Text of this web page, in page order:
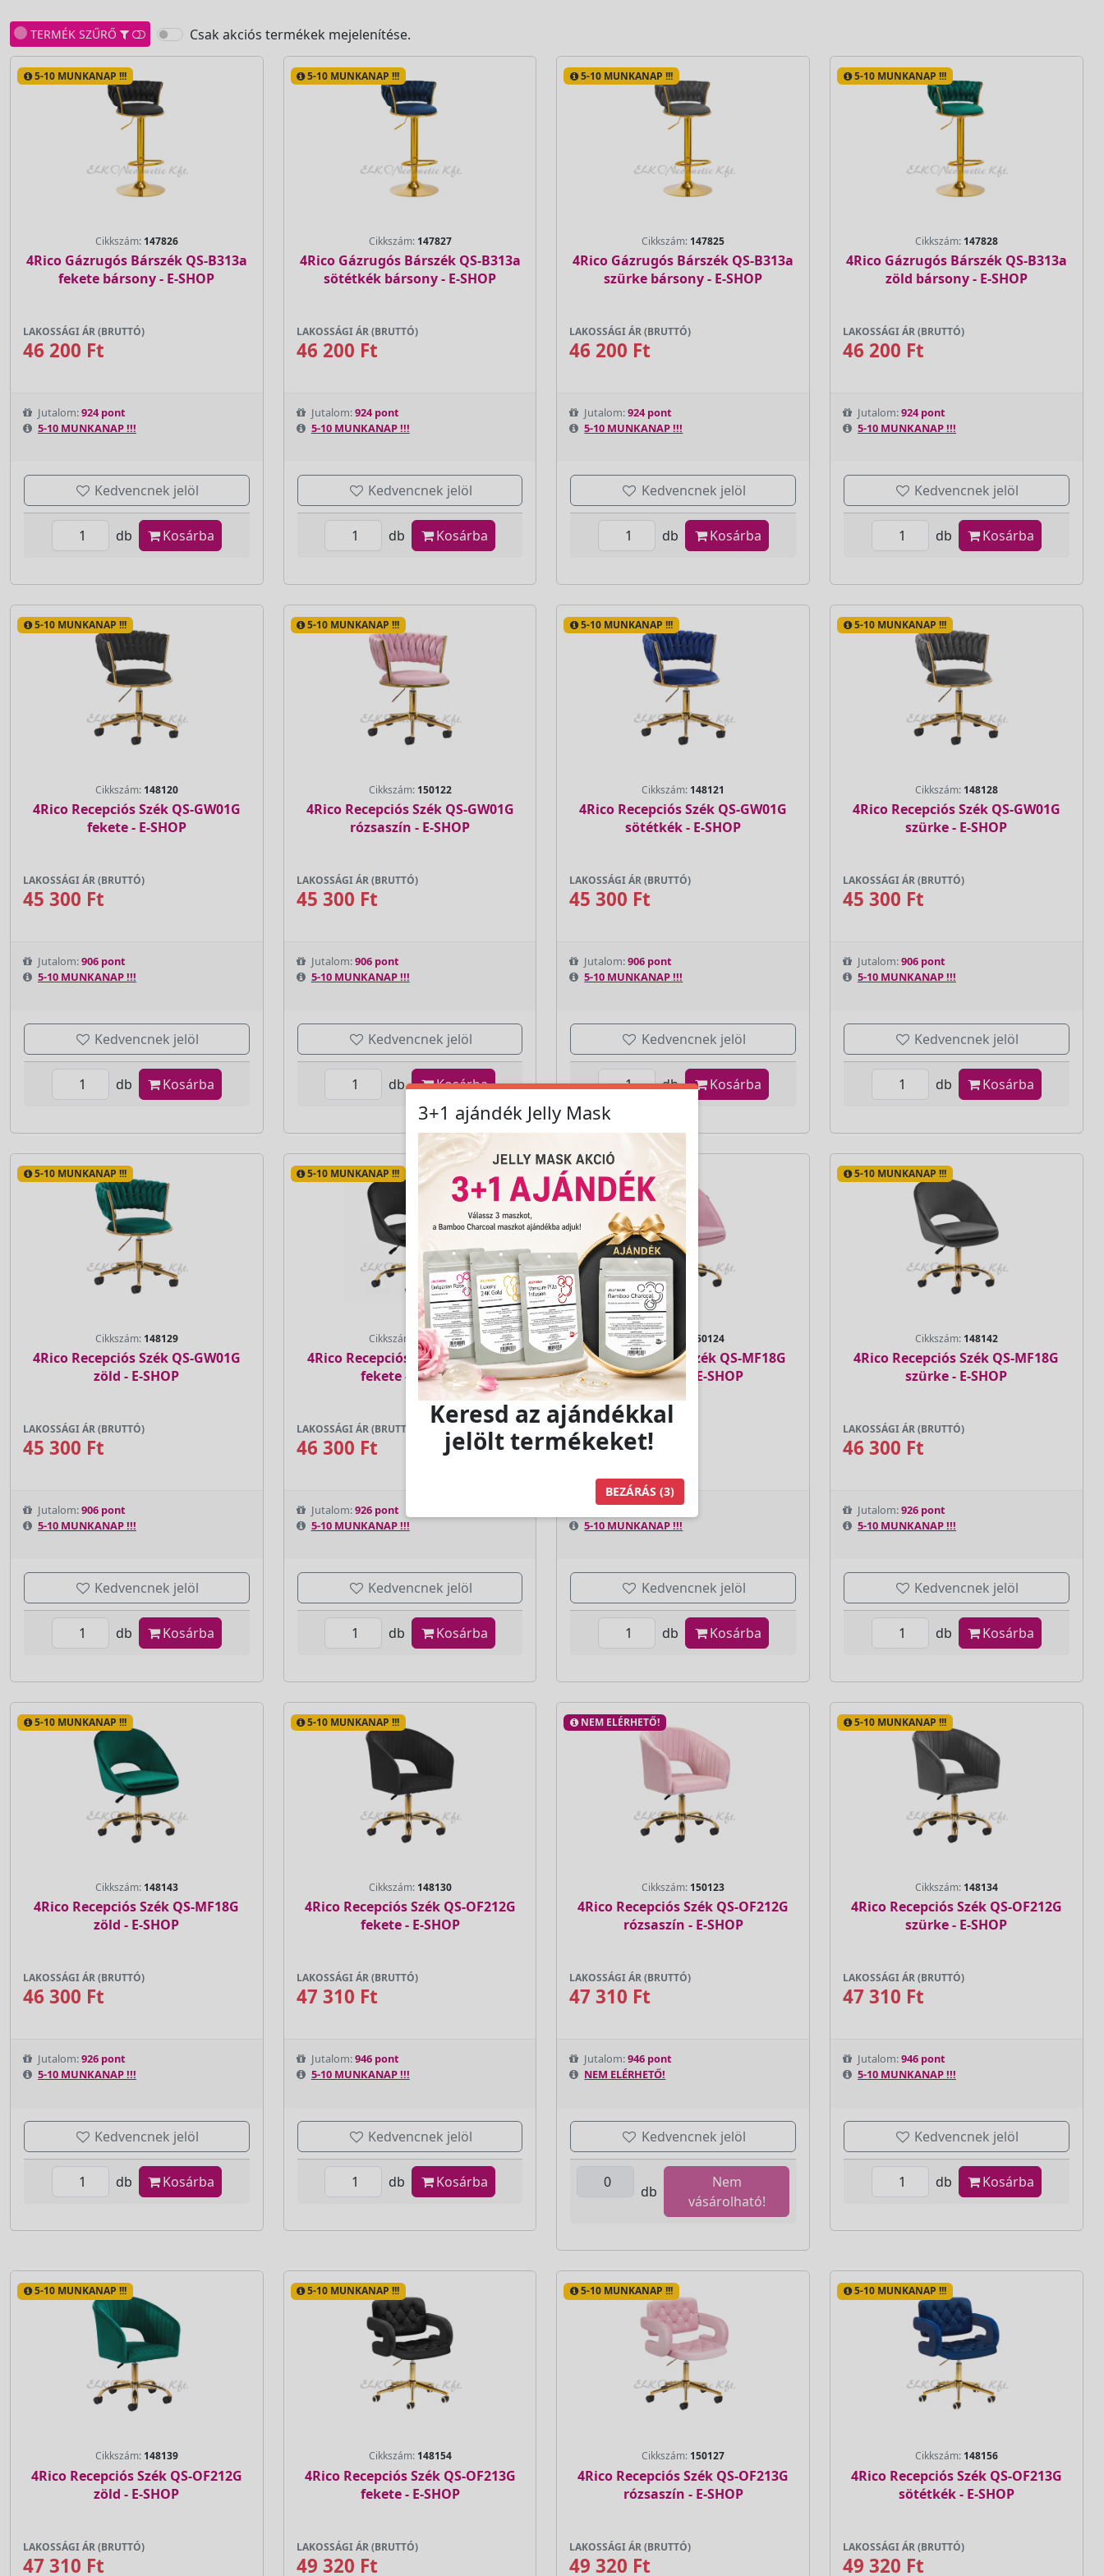
TERMÉK SZŰRŐ Csak akciós termékek mejelenítése.
5-10 MUNKANAP !!!
Cikkszám: 147826
4Rico Gázrugós Bárszék QS-B313a
fekete bársony - E-SHOP
LAKOSSÁGI ÁR (BRUTTÓ)
46 200 Ft
Jutalom:924 pont
5-10 MUNKANAP !!!
Kedvencnek jelöl
db Kosárba
5-10 MUNKANAP !!!
Cikkszám: 147827
4Rico Gázrugós Bárszék QS-B313a
sötétkék bársony - E-SHOP
LAKOSSÁGI ÁR (BRUTTÓ)
46 200 Ft
Jutalom:924 pont
5-10 MUNKANAP !!!
Kedvencnek jelöl
db Kosárba
5-10 MUNKANAP !!!
Cikkszám: 147825
4Rico Gázrugós Bárszék QS-B313a
szürke bársony - E-SHOP
LAKOSSÁGI ÁR (BRUTTÓ)
46 200 Ft
Jutalom:924 pont
5-10 MUNKANAP !!!
Kedvencnek jelöl
db Kosárba
5-10 MUNKANAP !!!
Cikkszám: 147828
4Rico Gázrugós Bárszék QS-B313a
zöld bársony - E-SHOP
LAKOSSÁGI ÁR (BRUTTÓ)
46 200 Ft
Jutalom:924 pont
5-10 MUNKANAP !!!
Kedvencnek jelöl
db Kosárba
5-10 MUNKANAP !!!
Cikkszám: 148120
4Rico Recepciós Szék QS-GW01G
fekete - E-SHOP
LAKOSSÁGI ÁR (BRUTTÓ)
45 300 Ft
Jutalom:906 pont
5-10 MUNKANAP !!!
Kedvencnek jelöl
db Kosárba
5-10 MUNKANAP !!!
Cikkszám: 150122
4Rico Recepciós Szék QS-GW01G
rózsaszín - E-SHOP
LAKOSSÁGI ÁR (BRUTTÓ)
45 300 Ft
Jutalom:906 pont
5-10 MUNKANAP !!!
Kedvencnek jelöl
db Kosárba
5-10 MUNKANAP !!!
Cikkszám: 148121
4Rico Recepciós Szék QS-GW01G
sötétkék - E-SHOP
LAKOSSÁGI ÁR (BRUTTÓ)
45 300 Ft
Jutalom:906 pont
5-10 MUNKANAP !!!
Kedvencnek jelöl
db Kosárba
5-10 MUNKANAP !!!
Cikkszám: 148128
4Rico Recepciós Szék QS-GW01G
szürke - E-SHOP
LAKOSSÁGI ÁR (BRUTTÓ)
45 300 Ft
Jutalom:906 pont
5-10 MUNKANAP !!!
Kedvencnek jelöl
db Kosárba
5-10 MUNKANAP !!!
Cikkszám: 148129
4Rico Recepciós Szék QS-GW01G
zöld - E-SHOP
LAKOSSÁGI ÁR (BRUTTÓ)
45 300 Ft
Jutalom:906 pont
5-10 MUNKANAP !!!
Kedvencnek jelöl
db Kosárba
5-10 MUNKANAP !!!
Cikkszám: 148140
4Rico Recepciós Szék QS-MF18G
fekete - E-SHOP
LAKOSSÁGI ÁR (BRUTTÓ)
46 300 Ft
Jutalom:926 pont
5-10 MUNKANAP !!!
Kedvencnek jelöl
db Kosárba
5-10 MUNKANAP !!!
Cikkszám: 150124
4Rico Recepciós Szék QS-MF18G
rózsaszín - E-SHOP
LAKOSSÁGI ÁR (BRUTTÓ)
46 300 Ft
Jutalom:926 pont
5-10 MUNKANAP !!!
Kedvencnek jelöl
db Kosárba
5-10 MUNKANAP !!!
Cikkszám: 148142
4Rico Recepciós Szék QS-MF18G
szürke - E-SHOP
LAKOSSÁGI ÁR (BRUTTÓ)
46 300 Ft
Jutalom:926 pont
5-10 MUNKANAP !!!
Kedvencnek jelöl
db Kosárba
5-10 MUNKANAP !!!
Cikkszám: 148143
4Rico Recepciós Szék QS-MF18G
zöld - E-SHOP
LAKOSSÁGI ÁR (BRUTTÓ)
46 300 Ft
Jutalom:926 pont
5-10 MUNKANAP !!!
Kedvencnek jelöl
db Kosárba
5-10 MUNKANAP !!!
Cikkszám: 148130
4Rico Recepciós Szék QS-OF212G
fekete - E-SHOP
LAKOSSÁGI ÁR (BRUTTÓ)
47 310 Ft
Jutalom:946 pont
5-10 MUNKANAP !!!
Kedvencnek jelöl
db Kosárba
NEM ELÉRHETŐ!
Cikkszám: 150123
4Rico Recepciós Szék QS-OF212G
rózsaszín - E-SHOP
LAKOSSÁGI ÁR (BRUTTÓ)
47 310 Ft
Jutalom:946 pont
NEM ELÉRHETŐ!
Kedvencnek jelöl
db
Nem
vásárolható!
5-10 MUNKANAP !!!
Cikkszám: 148134
4Rico Recepciós Szék QS-OF212G
szürke - E-SHOP
LAKOSSÁGI ÁR (BRUTTÓ)
47 310 Ft
Jutalom:946 pont
5-10 MUNKANAP !!!
Kedvencnek jelöl
db Kosárba
5-10 MUNKANAP !!!
Cikkszám: 148139
4Rico Recepciós Szék QS-OF212G
zöld - E-SHOP
LAKOSSÁGI ÁR (BRUTTÓ)
47 310 Ft
5-10 MUNKANAP !!!
Cikkszám: 148154
4Rico Recepciós Szék QS-OF213G
fekete - E-SHOP
LAKOSSÁGI ÁR (BRUTTÓ)
49 320 Ft
5-10 MUNKANAP !!!
Cikkszám: 150127
4Rico Recepciós Szék QS-OF213G
rózsaszín - E-SHOP
LAKOSSÁGI ÁR (BRUTTÓ)
49 320 Ft
5-10 MUNKANAP !!!
Cikkszám: 148156
4Rico Recepciós Szék QS-OF213G
sötétkék - E-SHOP
LAKOSSÁGI ÁR (BRUTTÓ)
49 320 Ft
3+1 ajándék Jelly Mask
Keresd az ajándékkal
jelölt termékeket!
BEZÁRÁS (2)